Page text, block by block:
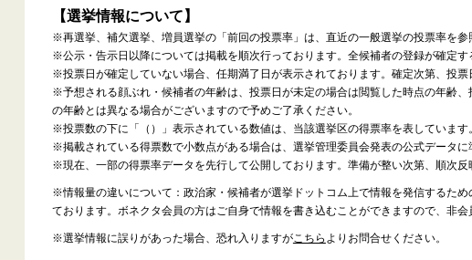
【選挙情報について】
※再選挙、補欠選挙、増員選挙の「前回の投票率」は、直近の一般選挙の投票率を参
※公示・告示日以降については掲載を順次行っております。全候補者の登録が確定
※投票日が確定していない場合、任期満了日が表示されております。確定次第、投票
※予想される顔ぶれ・候補者の年齢は、投票日が未定の場合は閲覧した時点の年齢
の年齢とは異なる場合がございますので予めご了承ください。
※投票数の下に「（）」表示されている数値は、当該選挙区の得票率を表しています。
※掲載されている得票数で小数点がある場合は、選挙管理委員会発表の公式データに
※現在、一部の得票率データを先行して公開しております。準備が整い次第、順次反
※情報量の違いについて：政治家・候補者が選挙ドットコム上で情報を発信するため
ております。ボネクタ会員の方はご自身で情報を書き込むことができますので、非会
※選挙情報に誤りがあった場合、恐れ入りますがこちら よりお問合せください。